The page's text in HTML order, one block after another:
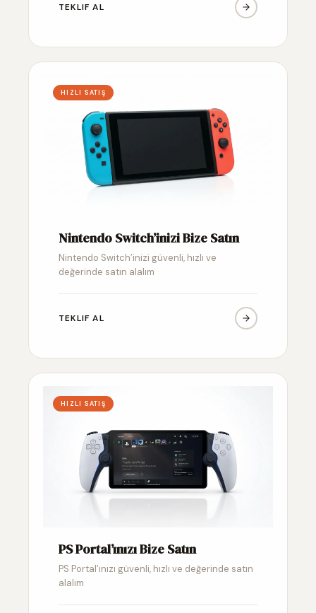
TEKLIF AL
HIZLI SATIŞ
Nintendo Switch’inizi Bize Satın
Nintendo Switch’inizi güvenli, hızlı ve
değerinde satın alalım
TEKLIF AL
HIZLI SATIŞ
PS Portal’ınızı Bize Satın
PS Portal’ınızı güvenli, hızlı ve değerinde satın
alalım